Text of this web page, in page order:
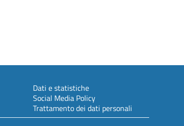
Dati e statistiche
Social Media Policy
Trattamento dei dati personali